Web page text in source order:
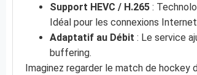
Support HEVC / H.265 :
Idéal pour les connexions
Adaptatif au Débit : Le service
buffering.
Imaginez regarder le match de